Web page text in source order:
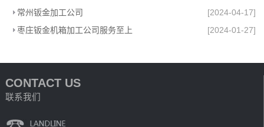
常州钣金加工公司
[2024-04-17]
枣庄钣金机箱加工公司服务至上
[2024-01-27]
CONTACT US
联系我们